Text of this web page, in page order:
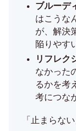
ブルーデ
はこうな
が、解決
陥りやす
リフレク
なかった
るかを考
考につな
「止まらな